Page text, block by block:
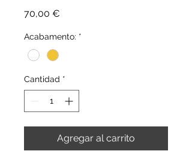
70,00 €
Acabamento: *
Cantidad *
Agregar al carrito